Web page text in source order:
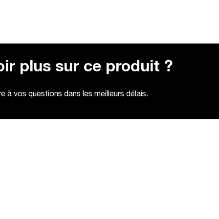
plus sur ce produit ?
vos questions dans les meilleurs délais.